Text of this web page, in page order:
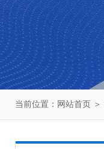
当前位置： 网站首页 ＞